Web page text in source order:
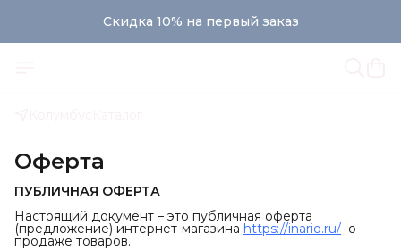
Скидка 10% на первый заказ
Оферта
ПУБЛИЧНАЯ ОФЕРТА
Настоящий документ – это публичная оферта
(предложение) интернет-магазина https://inario.ru/ о
продаже товаров.